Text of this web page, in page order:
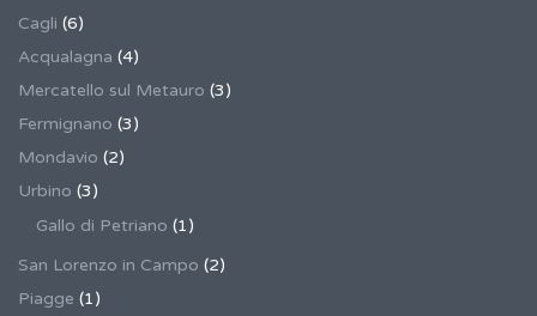
Cagli (6)
Acqualagna (4)
Mercatello sul Metauro (3)
Fermignano (3)
Mondavio (2)
Urbino (3)
Gallo di Petriano (1)
San Lorenzo in Campo (2)
Piagge (1)